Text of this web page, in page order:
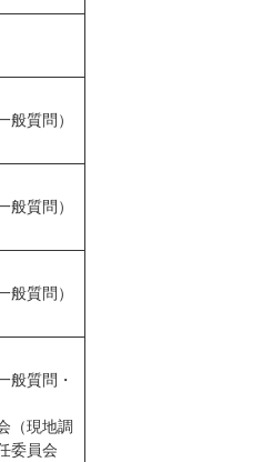
般質問）
般質問）
般質問）
般質問・
（現地調
委員会